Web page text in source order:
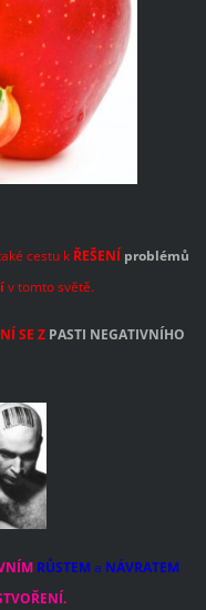
cestu k ŘEŠENÍ problémů
v tomto světě.
SE Z PASTI NEGATIVNÍHO
RŮSTEMa NÁVRATEM